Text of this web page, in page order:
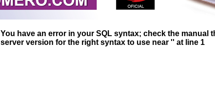
You have an error in your SQL syntax; check the manual
server version for the right syntax to use near '' at line 1